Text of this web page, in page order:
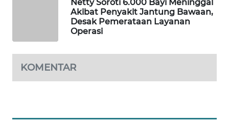
Netty Soroti 6.000 Bayi Meninggal
Akibat Penyakit Jantung Bawaan,
Desak Pemerataan Layanan
Operasi
KOMENTAR
HEALTH